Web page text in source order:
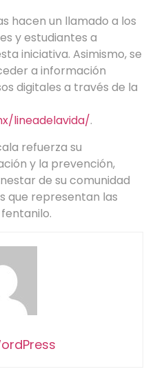
hacen un llamado a los
y estudiantes a
iniciativa. Asimismo, se
a información
digitales a través de la
lineadelavida/.
refuerza su
y la prevención,
de su comunidad
que representan las